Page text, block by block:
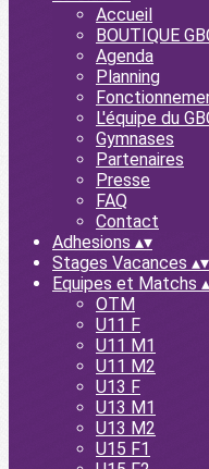
Accueil
BOUTIQUE
Agenda
Planning
L'équipe du
Gymnases
Partenaires
Presse
FAQ
Contact
Adhesions ▴▾
Stages Vacances ▴▾
Equipes et Matchs ▴
OTM
U11 F
U11 M1
U11 M2
U13 F
U13 M1
U13 M2
U15 F1